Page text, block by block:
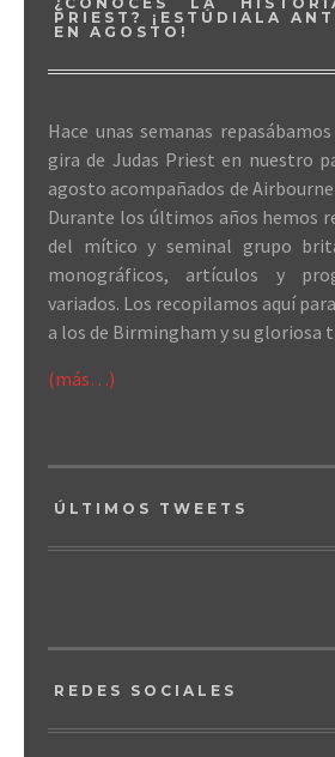
PRIEST? ¡ESTÚDIALA
EN AGOSTO!
Hace unas semanas
gira de Judas Priest en nuestro
agosto acompañados de
Durante los últimos años hemos
del mítico y seminal grupo
monográficos, artículos y
variados. Los recopilamos aquí
a los de Birmingham y su gloriosa
(más…)
ÚLTIMOS TWEETS
REDES SOCIALES